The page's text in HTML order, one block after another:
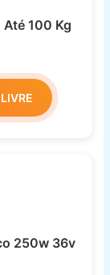
100 Kg
250w 36v